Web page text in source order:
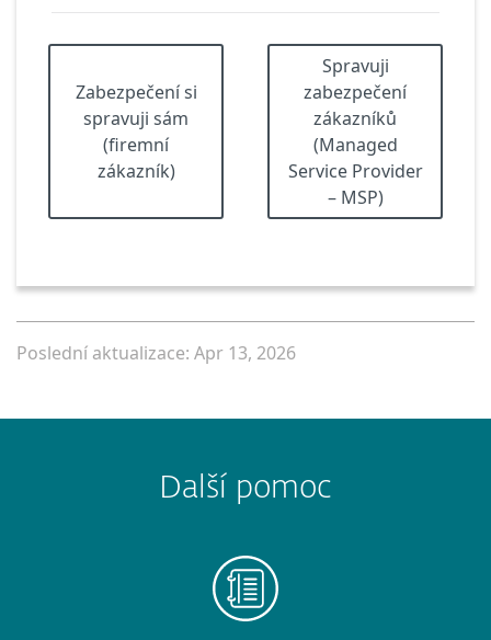
Zabezpečení si
spravuji sám
(firemní
zákazník)
Spravuji
zabezpečení
zákazníků
(Managed
Service Provider
– MSP)
Poslední aktualizace: Apr 13, 2026
Další pomoc